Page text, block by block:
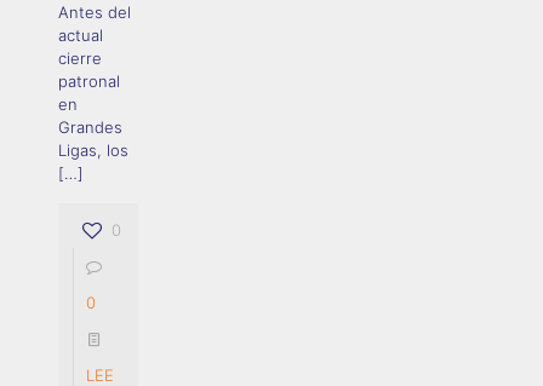
Antes del
actual
cierre
patronal
en
Grandes
Ligas, los
[…]
0
0
LEE